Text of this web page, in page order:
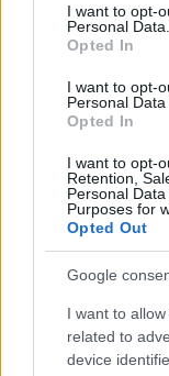
consent section.
I want to opt-
Personal Data.
Opted In
I want to opt-
Personal Data
Opted In
I want to opt-
Retention,
Personal
Purposes for
Opted Out
Google
I want to
related to
device